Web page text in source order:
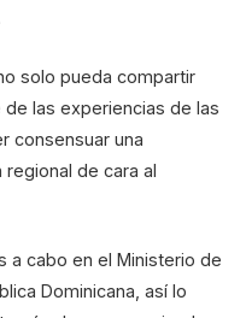
solo pueda compartir
las experiencias de las
consensuar una
de cara al
a cabo en el Ministerio de
Dominicana, así lo